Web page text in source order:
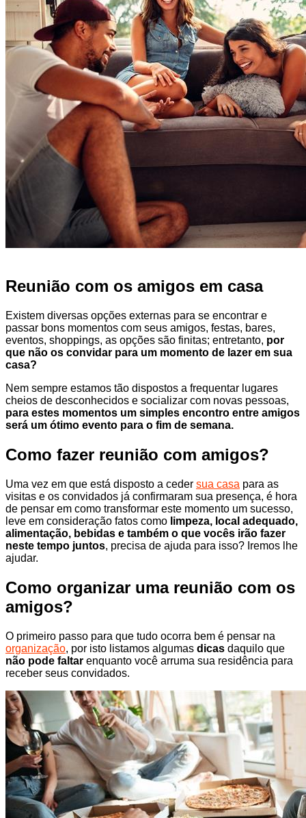
Reunião com os amigos em casa
Existem diversas opções externas para se encontrar e
passar bons momentos com seus amigos, festas, bares,
eventos, shoppings, as opções são finitas; entretanto, por
que não os convidar para um momento de lazer em sua
casa?
Nem sempre estamos tão dispostos a frequentar lugares
cheios de desconhecidos e socializar com novas pessoas,
para estes momentos um simples encontro entre amigos
será um ótimo evento para o fim de semana.
Como fazer reunião com amigos?
Uma vez em que está disposto a ceder sua casa para as
visitas e os convidados já confirmaram sua presença, é hora
de pensar em como transformar este momento um sucesso,
leve em consideração fatos como limpeza, local adequado,
alimentação, bebidas e também o que vocês irão fazer
neste tempo juntos, precisa de ajuda para isso? Iremos lhe
ajudar.
Como organizar uma reunião com os
amigos?
O primeiro passo para que tudo ocorra bem é pensar na
organização, por isto listamos algumas dicas daquilo que
não pode faltar enquanto você arruma sua residência para
receber seus convidados.